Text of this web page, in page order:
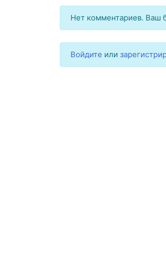
Нет комментариев. Ваш
Войдите или